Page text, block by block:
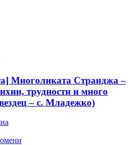
Многоликата Странджа –
трудности и много
– с. Младежко)